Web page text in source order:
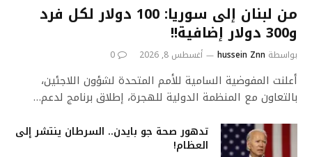
من لبنان إلى سوريا: 100 دولار لكل فرد
و300 دولار إضافية!!
بواسطة hussein Znn أغسطس 8, 2026 0
أعلنت المفوضية السامية للأمم المتحدة لشؤون اللاجئين،
بالتعاون مع المنظمة الدولية للهجرة، إطلاق برنامج لدعم…
تدهور صحة جو بايدن.. السرطان ينتشر إلى
العظام!